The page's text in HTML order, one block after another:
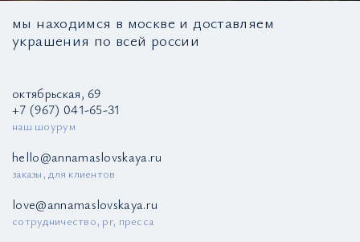
мы находимся в москве и доставляем
украшения по всей россии
октябрьская, 69
+7 (967) 041-65-31
наш шоурум
hello@annamaslovskaya.ru
заказы, для клиентов
love@annamaslovskaya.ru
сотрудничество, pr, пресса